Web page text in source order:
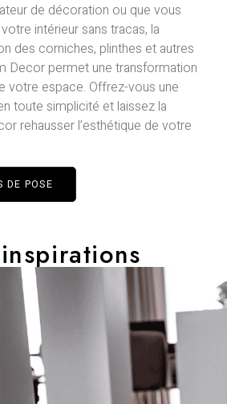
de décoration ou que vous
intérieur sans tracas, la
des corniches, plinthes et autres
Decor permet une transformation
votre espace. Offrez-vous une
toute simplicité et laissez la
rehausser l’esthétique de votre
DE POSE